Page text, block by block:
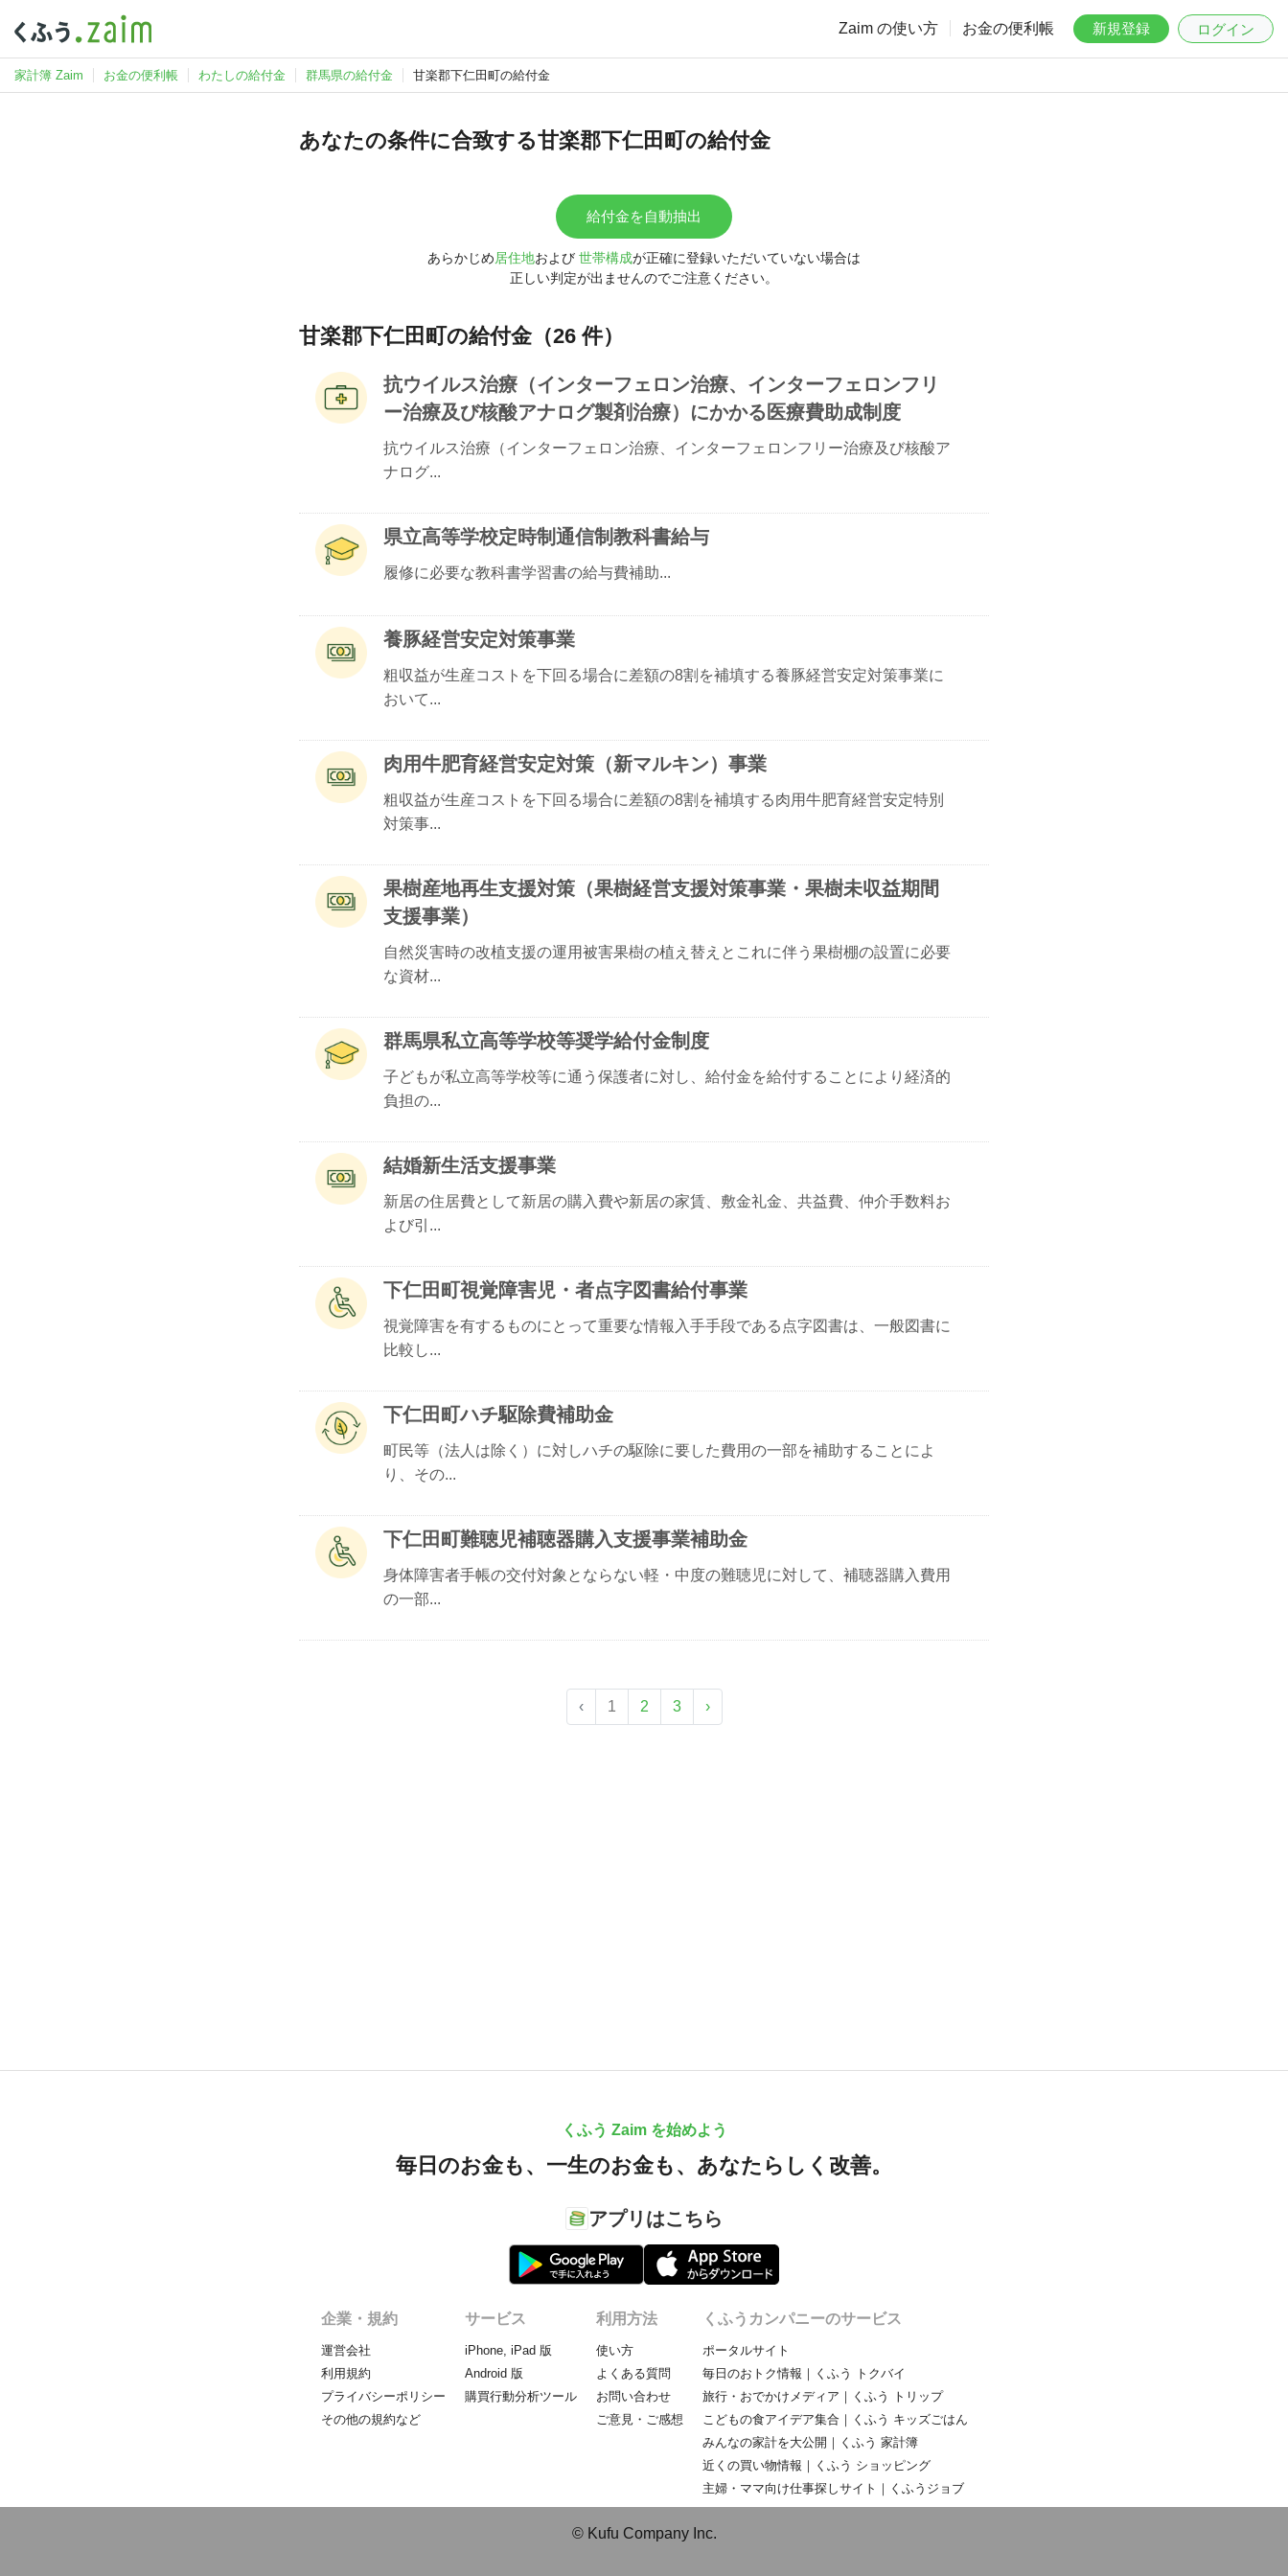
Zaim の使い方 お金の便利帳 新規登録 ログイン
家計簿 Zaim お金の便利帳 わたしの給付金 群馬県の給付金 甘楽郡下仁田町の給付金
あなたの条件に合致する甘楽郡下仁田町の給付金
給付金を自動抽出
あらかじめ居住地および 世帯構成が正確に登録いただいていない場合は
正しい判定が出ませんのでご注意ください。
甘楽郡下仁田町の給付金（26 件）
抗ウイルス治療（インターフェロン治療、インターフェロンフリ
ー治療及び核酸アナログ製剤治療）にかかる医療費助成制度
抗ウイルス治療（インターフェロン治療、インターフェロンフリー治療及び核酸ア
ナログ...
県立高等学校定時制通信制教科書給与
履修に必要な教科書学習書の給与費補助...
養豚経営安定対策事業
粗収益が生産コストを下回る場合に差額の8割を補填する養豚経営安定対策事業に
おいて...
肉用牛肥育経営安定対策（新マルキン）事業
粗収益が生産コストを下回る場合に差額の8割を補填する肉用牛肥育経営安定特別
対策事...
果樹産地再生支援対策（果樹経営支援対策事業・果樹未収益期間
支援事業）
自然災害時の改植支援の運用被害果樹の植え替えとこれに伴う果樹棚の設置に必要
な資材...
群馬県私立高等学校等奨学給付金制度
子どもが私立高等学校等に通う保護者に対し、給付金を給付することにより経済的
負担の...
結婚新生活支援事業
新居の住居費として新居の購入費や新居の家賃、敷金礼金、共益費、仲介手数料お
よび引...
下仁田町視覚障害児・者点字図書給付事業
視覚障害を有するものにとって重要な情報入手手段である点字図書は、一般図書に
比較し...
下仁田町ハチ駆除費補助金
町民等（法人は除く）に対しハチの駆除に要した費用の一部を補助することによ
り、その...
下仁田町難聴児補聴器購入支援事業補助金
身体障害者手帳の交付対象とならない軽・中度の難聴児に対して、補聴器購入費用
の一部...
‹ 1 2 3 ›
くふう Zaim を始めよう
毎日のお金も、 一生のお金も、 あなたらしく改善。
アプリはこちら
企業・規約
運営会社
利用規約
プライバシーポリシー
その他の規約など
サービス
iPhone, iPad 版
Android 版
購買行動分析ツール
利用方法
使い方
よくある質問
お問い合わせ
ご意見・ご感想
くふうカンパニーのサービス
ポータルサイト
毎日のおトク情報｜くふう トクバイ
旅行・おでかけメディア｜くふう トリップ
こどもの食アイデア集合｜くふう キッズごはん
みんなの家計を大公開｜くふう 家計簿
近くの買い物情報｜くふう ショッピング
主婦・ママ向け仕事探しサイト｜くふうジョブ
© Kufu Company Inc.